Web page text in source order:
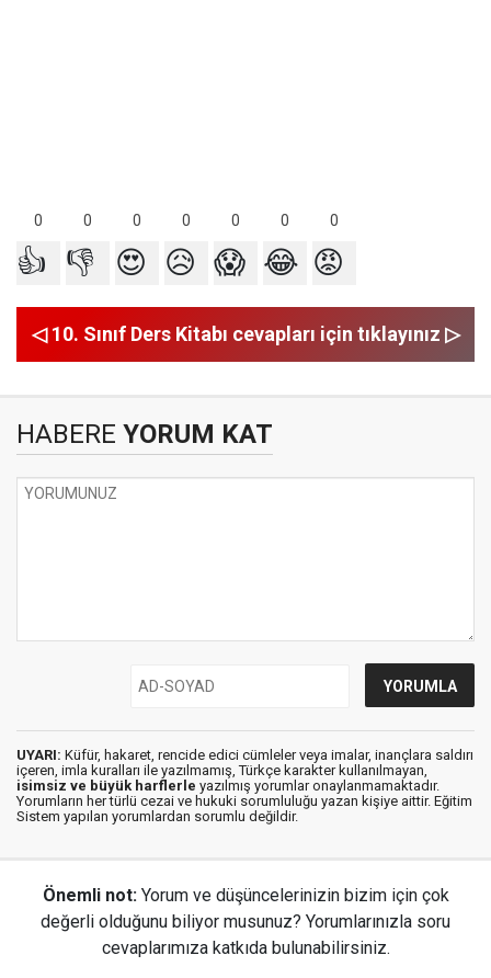
0 0 0 0 0 0 0
👍 👎 😍 😥 😱 😂 😡
◁ 10. Sınıf Ders Kitabı cevapları için tıklayınız ▷
HABERE YORUM KAT
UYARI: Küfür, hakaret, rencide edici cümleler veya imalar, inançlara saldırı
içeren, imla kuralları ile yazılmamış, Türkçe karakter kullanılmayan,
isimsiz ve büyük harflerle yazılmış yorumlar onaylanmamaktadır.
Yorumların her türlü cezai ve hukuki sorumluluğu yazan kişiye aittir. Eğitim
Sistem yapılan yorumlardan sorumlu değildir.
Önemli not: Yorum ve düşüncelerinizin bizim için çok
değerli olduğunu biliyor musunuz? Yorumlarınızla soru
cevaplarımıza katkıda bulunabilirsiniz.